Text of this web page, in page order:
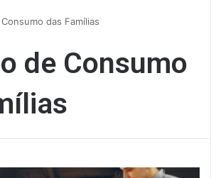
das Famílias
de Consumo